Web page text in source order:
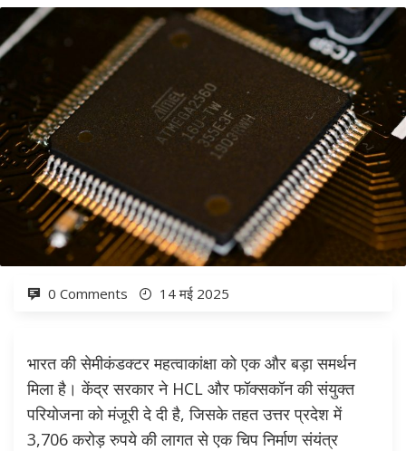
0 Comments 14 मई 2025
भारत की सेमीकंडक्टर महत्वाकांक्षा को एक और बड़ा समर्थन
मिला है। केंद्र सरकार ने HCL और फॉक्सकॉन की संयुक्त
परियोजना को मंजूरी दे दी है, जिसके तहत उत्तर प्रदेश में
3,706 करोड़ रुपये की लागत से एक चिप निर्माण संयंत्र